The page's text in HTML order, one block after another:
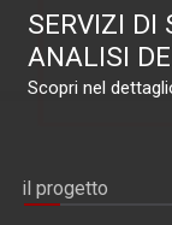
SERVIZI DI
ANALISI
Scopri nel
il progetto